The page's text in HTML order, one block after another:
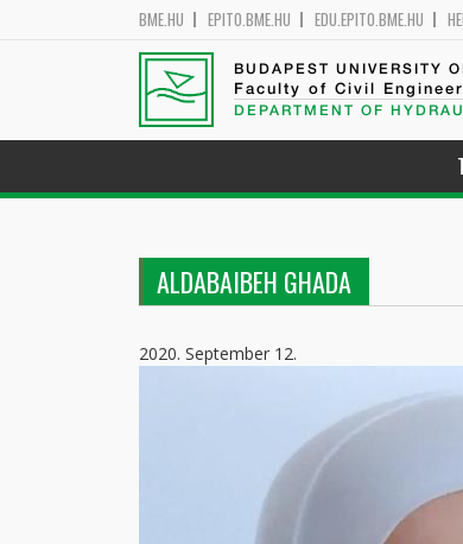
BME.HU EPITO.BME.HU EDU.EPITO.BME.HU
BUDAPEST UNIVERSITY
Faculty of Civil
DEPARTMENT OF
ALDABAIBEH GHADA
2020. September 12.